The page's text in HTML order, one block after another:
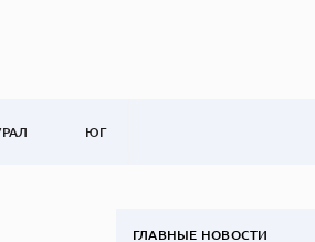
ЮГ
ГЛАВНЫЕ НОВОСТИ